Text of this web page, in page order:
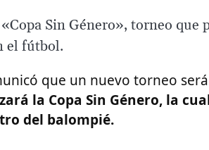
Sin Género», torneo que
el fútbol.
que un nuevo torneo
la Copa Sin Género, la
del balompié.